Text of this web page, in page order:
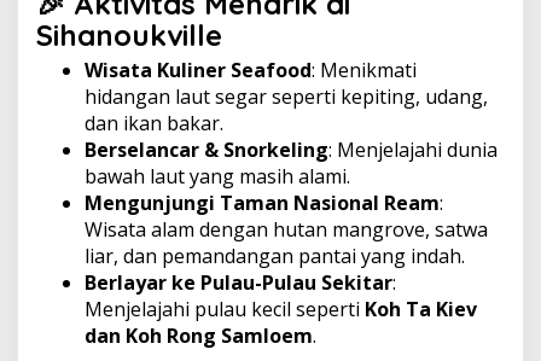
Sihanoukville
Wisata Kuliner Seafood: Menikmati
hidangan laut segar seperti kepiting, udang,
dan ikan bakar.
Berselancar & Snorkeling: Menjelajahi dunia
bawah laut yang masih alami.
Mengunjungi Taman Nasional Ream:
Wisata alam dengan hutan mangrove, satwa
liar, dan pemandangan pantai yang indah.
Berlayar ke Pulau-Pulau Sekitar:
Menjelajahi pulau kecil seperti Koh Ta Kiev
dan Koh Rong Samloem.